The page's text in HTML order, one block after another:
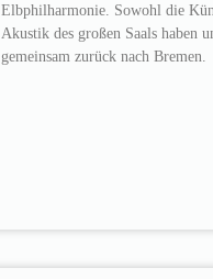
Elbphilharmonie. Sowohl die
Akustik des großen Saals haben
gemeinsam zurück nach Bremen.